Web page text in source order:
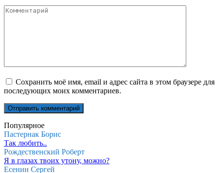
Комментарий
Сохранить моё имя, email и адрес сайта в этом браузере для
последующих моих комментариев.
Популярное
Пастернак Борис
Так любить..
Рождественский Роберт
Я в глазах твоих утону, можно?
Есенин Сергей